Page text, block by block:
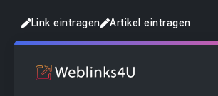
Link eintragen Artikel eintragen